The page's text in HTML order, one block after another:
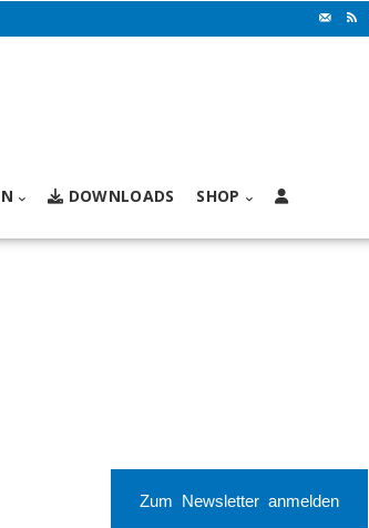
DOWNLOADS SHOP
Zum Newsletter anmelden